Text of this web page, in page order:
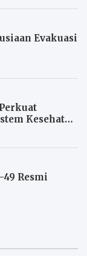
Evakuasi
Kesehatan
Resmi